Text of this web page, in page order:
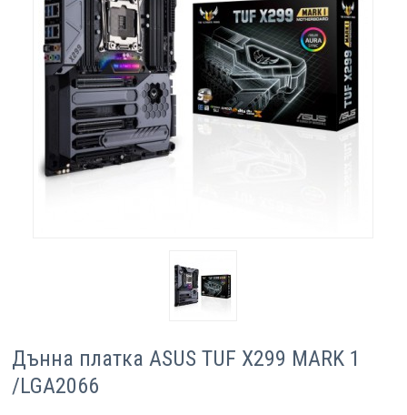
Компютри
Сървъри
Принтери
Консумативи
Дънна платка ASUS TUF X299 MARK 1
/LGA2066